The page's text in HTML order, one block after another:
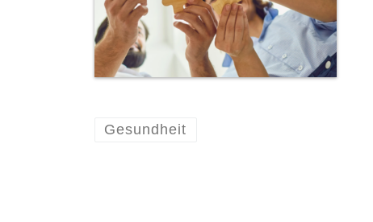
Gesundheit